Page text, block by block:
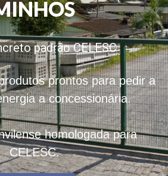
padrão CELESC
prontos para pedir a
a concessionária.
homologada para
CELESC.